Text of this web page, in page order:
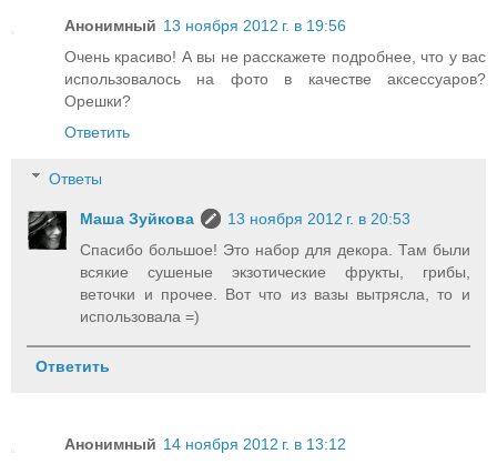
Анонимный 13 ноября 2012 г. в 19:56
Очень красиво! А вы не расскажете подробнее, что у вас
использовалось на фото в качестве аксессуаров?
Орешки?
Ответить
Ответы
Маша Зуйкова
13 ноября 2012 г. в 20:53
Спасибо большое! Это набор для декора. Там были
всякие сушеные экзотические фрукты, грибы,
веточки и прочее. Вот что из вазы вытрясла, то и
использовала =)
Ответить
Анонимный 14 ноября 2012 г. в 13:12